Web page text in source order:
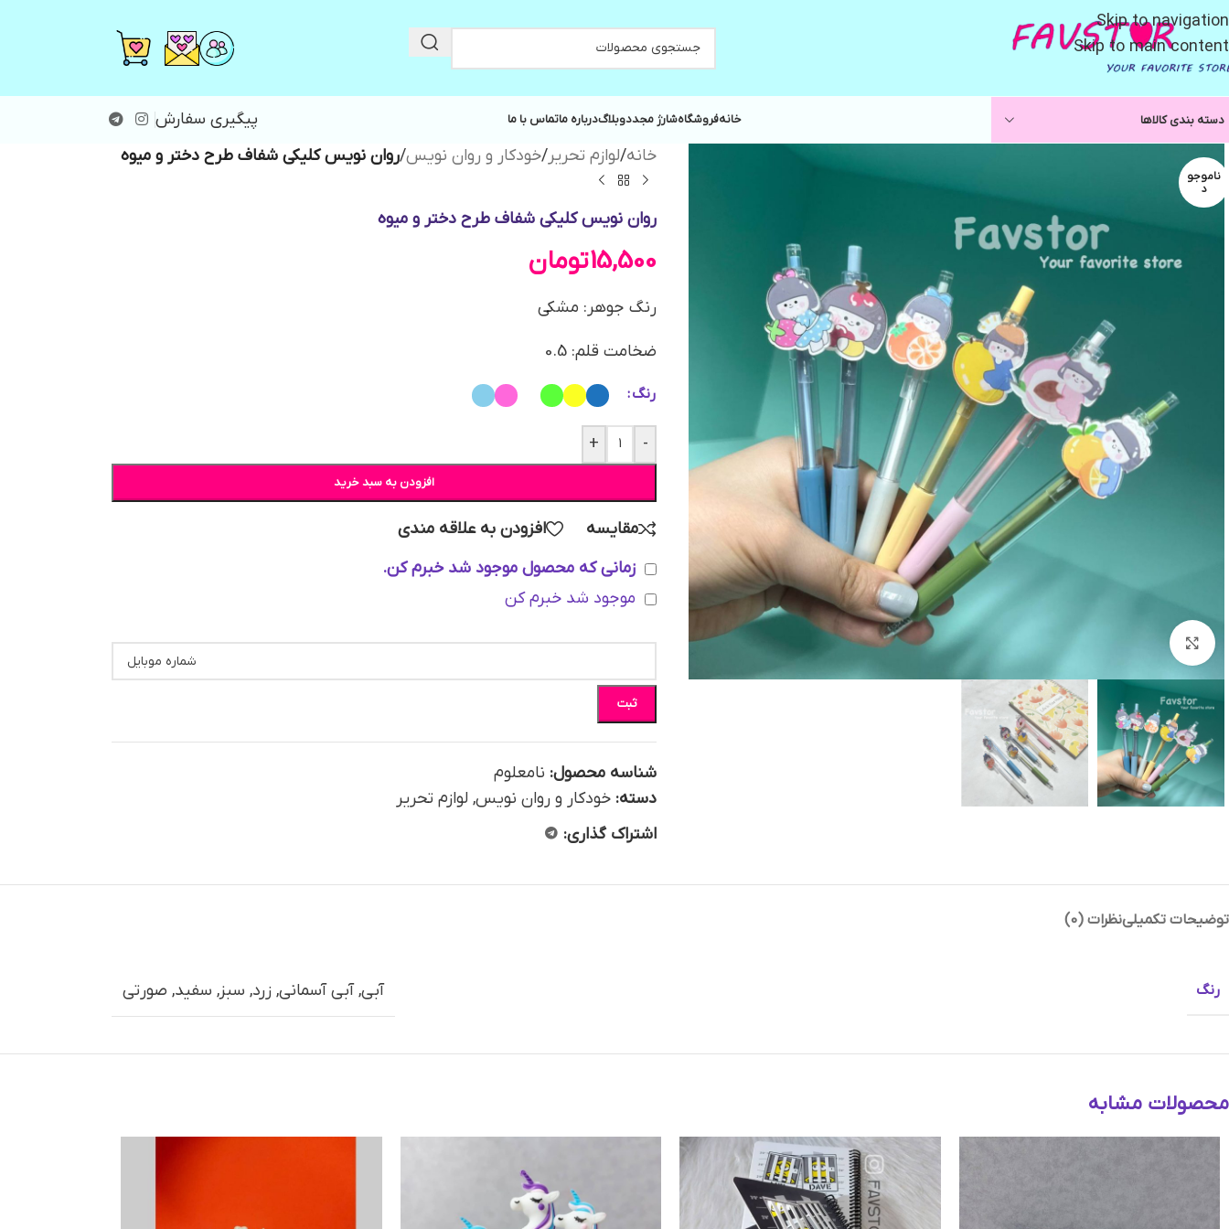
Skip to navigation
Skip to main content
دسته بندی کالاها خانهفروشگاهشارژ مجددوبلاگدرباره ماتماس با ما پیگیری سفارش
ناموجو
د
خانه/لوازم تحریر/خودکار و روان نویس/روان نویس کلیکی شفاف طرح دختر و میوه
روان نویس کلیکی شفاف طرح دختر و میوه
15,500تومان
رنگ جوهر: مشکی
ضخامت قلم: 0.5
رنگ
-
+
افزودن به سبد خرید
مقایسه
افزودن به علاقه مندی
زمانی که محصول موجود شد خبرم کن.
موجود شد خبرم کن
ثبت
شناسه محصول: نامعلوم
دسته: خودکار و روان نویس, لوازم تحریر
اشتراک گذاری:
توضیحات تکمیلینظرات (0)
رنگ آبی,آبی آسمانی, زرد, سبز, سفید, صورتی
محصولات مشابه
Telegram